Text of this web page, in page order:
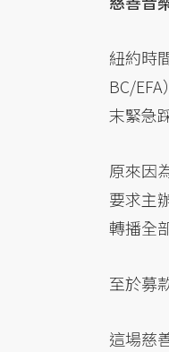
紐約時
BC/
末緊急
原來因
要求主
轉播全
至於募
這場慈